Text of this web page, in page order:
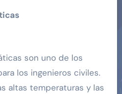
son uno de los
los ingenieros civiles.
altas temperaturas y las